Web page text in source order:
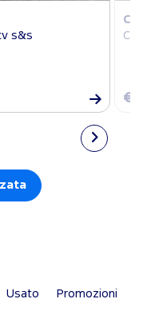
s&s
C3
€
Usato Promozioni